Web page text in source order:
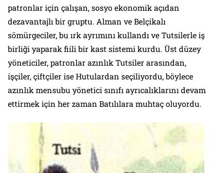
patronlar için çalışan, sosyo ekonomik açıdan
dezavantajlı bir gruptu. Alman ve Belçikalı
sömürgeciler, bu ırk ayrımını kullandı ve Tutsilerle iş
birliği yaparak fiili bir kast sistemi kurdu. Üst düzey
yöneticiler, patronlar azınlık Tutsiler arasından,
işçiler, çiftçiler ise Hutulardan seçiliyordu, böylece
azınlık mensubu yönetici sınıfı ayrıcalıklarını devam
ettirmek için her zaman Batılılara muhtaç oluyordu.